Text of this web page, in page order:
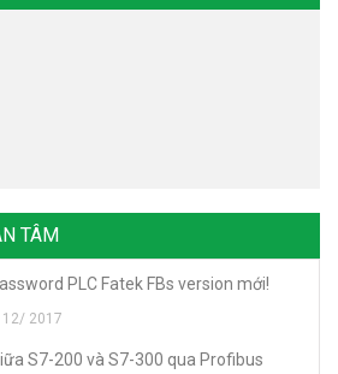
TÂM
PLC Fatek FBs version mới!
12/ 2017
S7-200 và S7-300 qua Profibus